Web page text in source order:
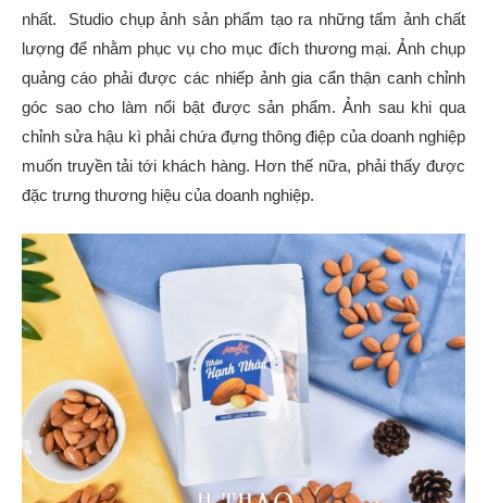
nhất. Studio chụp ảnh sản phẩm tạo ra những tấm ảnh chất
lượng để nhằm phục vụ cho mục đích thương mại. Ảnh chụp
quảng cáo phải được các nhiếp ảnh gia cẩn thận canh chỉnh
góc sao cho làm nổi bật được sản phẩm. Ảnh sau khi qua
chỉnh sửa hậu kì phải chứa đựng thông điệp của doanh nghiệp
muốn truyền tải tới khách hàng. Hơn thế nữa, phải thấy được
đặc trưng thương hiệu của doanh nghiệp.